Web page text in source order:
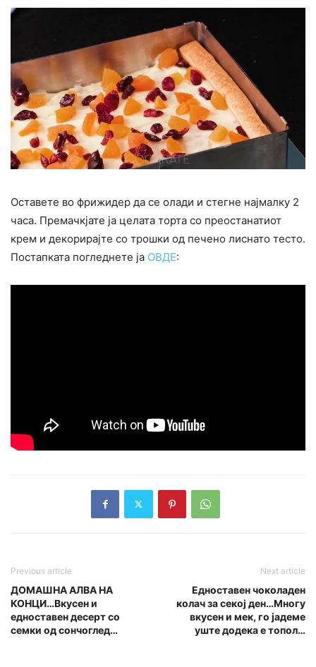
Оставете во фрижидер да се олади и стегне најмалку 2
часа. Премачкјате ја целата торта со преостанатиот
крем и декорирајте со трошки од печено лиснато тесто.
Постапката погледнете ја ОВДЕ:
Previous article
ДОМАШНА АЛВА НА
КОНЦИ…Вкусен и
едноставен десерт со
семки од сончоглед…
Next article
Едноставен чоколаден
колач за секој ден…Многу
вкусен и мек, го јадеме
уште додека е топол…